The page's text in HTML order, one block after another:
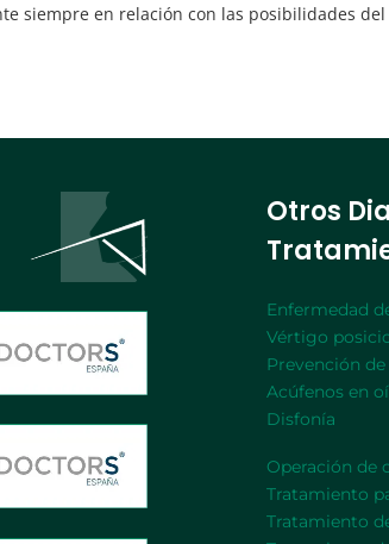
siempre en relación con las posibilidades
Otros
Enfermedad
Vértigo
Prevención
Acúfenos en
Disfonía
Operación de
Tratamiento
Tratamiento